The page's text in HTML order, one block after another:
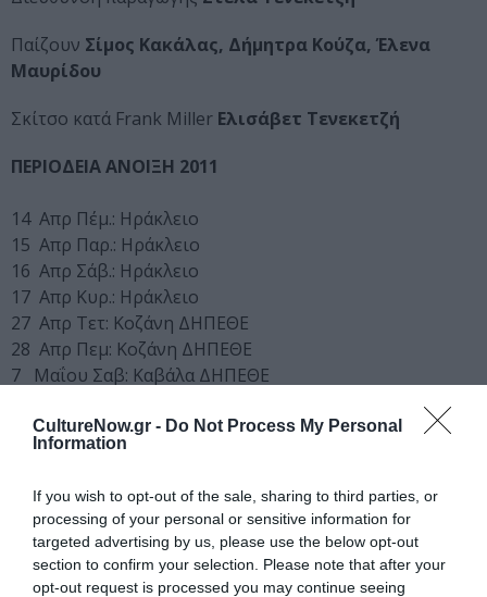
CultureNow.gr - Do Not Process My Personal
Information
If you wish to opt-out of the sale, sharing to third parties, or
processing of your personal or sensitive information for
targeted advertising by us, please use the below opt-out
section to confirm your selection. Please note that after your
opt-out request is processed you may continue seeing
Παίζουν Σίμος Κακάλας, Δήμητρα Κούζα, Έλενα
Μαυρίδου
Σκίτσο κατά Frank Miller Ελισάβετ Τενεκετζή
ΠΕΡΙΟΔΕΙΑ ΑΝΟΙΞΗ 2011
14 Απρ Πέμ.: Ηράκλειο
15 Απρ Παρ.: Ηράκλειο
16 Απρ Σάβ.: Ηράκλειο
17 Απρ Κυρ.: Ηράκλειο
27 Απρ Τετ: Κοζάνη ΔΗΠΕΘΕ
28 Απρ Πεμ: Κοζάνη ΔΗΠΕΘΕ
7 Μαΐου Σαβ: Καβάλα ΔΗΠΕΘΕ
11 Μαΐου Τετ: Δράμα
13 Μαΐου Παρ: Φλώρινα
15 Μαΐου Κυρ: Νάουσα
19 Μαΐου Πεμ: Βέροια ΔΗΠΕΘΕ
26 Μαΐου Πεμ: Κομοτηνή ΔΗΠΕΘΕ
27 Μαΐου Παρ: Κομοτηνή ΔΗΠΕΘΕ